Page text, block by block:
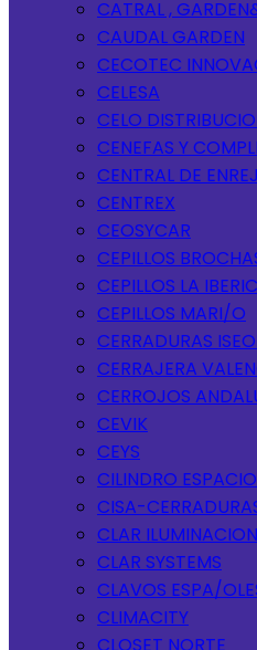
CATRAL ,
CAUDAL GARDEN
CECOTEC
CELESA
CELO
CENEFAS Y
CENTRAL DE
CENTREX
CEOSYCAR
CEPILLOS
CEPILLOS LA
CEPILLOS MARI/O
CERRADURAS
CERRAJERA
CERROJOS
CEVIK
CEYS
CILINDRO ESPACIO
CISA-
CLAR ILUMINACION
CLAR SYSTEMS
CLAVOS ESPA/
CLIMACITY